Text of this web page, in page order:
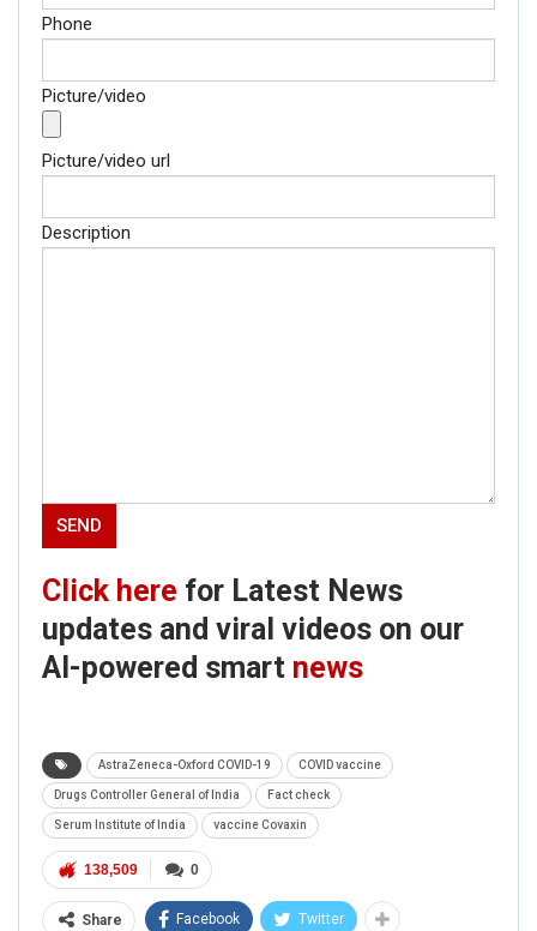
Phone
Picture/video
Picture/video url
Description
Click here for Latest News
updates and viral videos on our
AI-powered smart news
AstraZeneca-Oxford COVID-19 COVID vaccine
Drugs Controller General of India Fact check
Serum Institute of India vaccine Covaxin
0
138,509
Share Facebook Twitter